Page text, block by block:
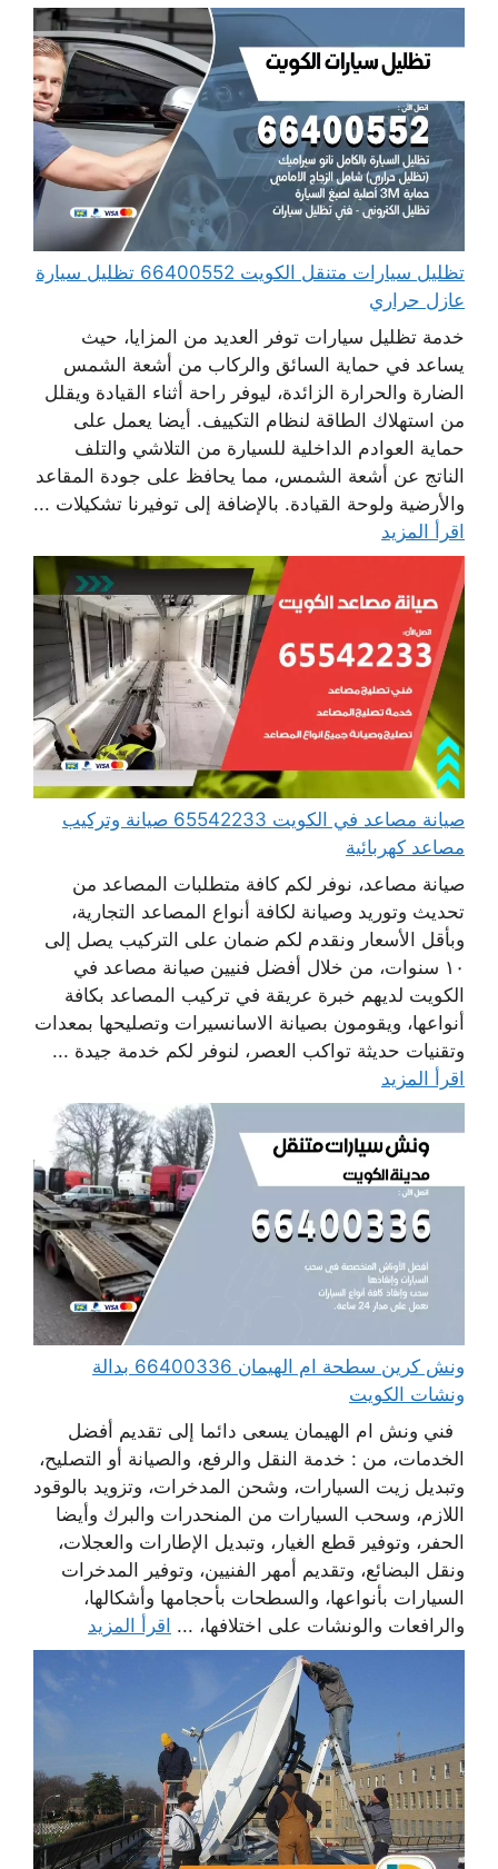
تظليل سيارات متنقل الكويت 66400552 تظليل سيارة
عازل حراري
خدمة تظليل سيارات توفر العديد من المزايا، حيث
يساعد في حماية السائق والركاب من أشعة الشمس
الضارة والحرارة الزائدة، ليوفر راحة أثناء القيادة ويقلل
من استهلاك الطاقة لنظام التكييف. أيضا يعمل على
حماية العوادم الداخلية للسيارة من التلاشي والتلف
الناتج عن أشعة الشمس، مما يحافظ على جودة المقاعد
والأرضية ولوحة القيادة. بالإضافة إلى توفيرنا تشكيلات ...
اقرأ المزيد
صيانة مصاعد في الكويت 65542233 صيانة وتركيب
مصاعد كهربائية
صيانة مصاعد، نوفر لكم كافة متطلبات المصاعد من
تحديث وتوريد وصيانة لكافة أنواع المصاعد التجارية،
وبأقل الأسعار ونقدم لكم ضمان على التركيب يصل إلى
١٠ سنوات، من خلال أفضل فنيين صيانة مصاعد في
الكويت لديهم خبرة عريقة في تركيب المصاعد بكافة
أنواعها، ويقومون بصيانة الاسانسيرات وتصليحها بمعدات
وتقنيات حديثة تواكب العصر، لنوفر لكم خدمة جيدة ...
اقرأ المزيد
ونش كرين سطحة ام الهيمان 66400336 بدالة
ونشات الكويت
فني ونش ام الهيمان يسعى دائما إلى تقديم أفضل
الخدمات، من : خدمة النقل والرفع، والصيانة أو التصليح،
وتبديل زيت السيارات، وشحن المدخرات، وتزويد بالوقود
اللازم، وسحب السيارات من المنحدرات والبرك وأيضا
الحفر، وتوفير قطع الغيار، وتبديل الإطارات والعجلات،
ونقل البضائع، وتقديم أمهر الفنيين، وتوفير المدخرات
السيارات بأنواعها، والسطحات بأحجامها وأشكالها،
والرافعات والونشات على اختلافها، ... اقرأ المزيد